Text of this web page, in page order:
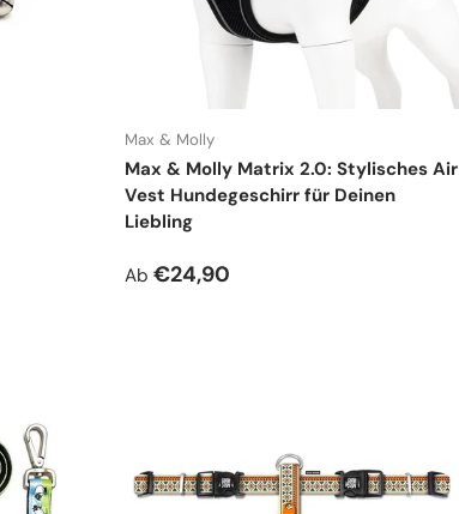
Max & Molly
Max & Molly Matrix 2.0: Stylisches Air
Vest Hundegeschirr für Deinen
Liebling
Normaler Preis
Ab €24,90